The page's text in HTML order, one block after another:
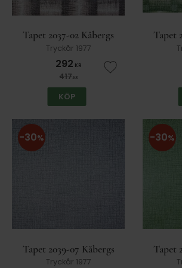
Tapet 2037-02 Kåbergs
Tryckår 1977
292 KR
417KR Lägg till i
KÖP
Tapet
Tapet 2039-07 Kåbergs
Tryckår 1977
30%
Tapet
30%